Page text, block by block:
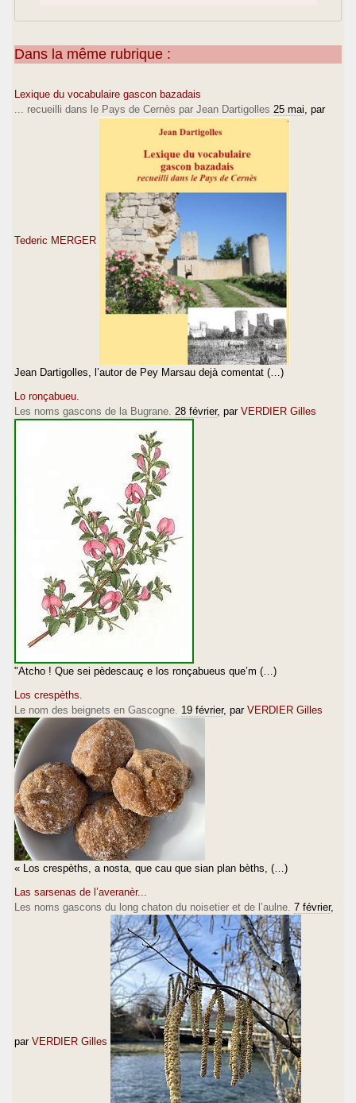
Dans la même rubrique :
Lexique du vocabulaire gascon bazadais
... recueilli dans le Pays de Cernès par Jean Dartigolles 25 mai , par
Tederic MERGER
Jean Dartigolles, l’autor de Pey Marsau dejà comentat (…)
Lo ronçabueu.
Les noms gascons de la Bugrane. 28 février, par VERDIER Gilles
"Atcho ! Que sei pèdescauç e los ronçabueus que’m (…)
Los crespèths.
Le nom des beignets en Gascogne. 19 février, par VERDIER Gilles
« Los crespèths, a nosta, que cau que sian plan bèths, (…)
Las sarsenas de l’averanèr...
Les noms gascons du long chaton du noisetier et de l’aulne. 7 février,
par VERDIER Gilles